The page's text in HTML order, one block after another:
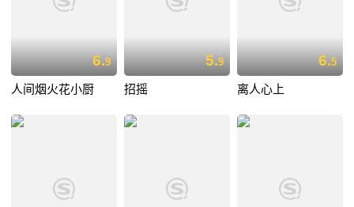
6.9
人间烟火花小厨
5.9
招摇
6.5
离人心上